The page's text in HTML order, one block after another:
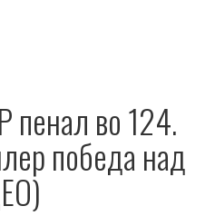
пенал во 124.
победа над